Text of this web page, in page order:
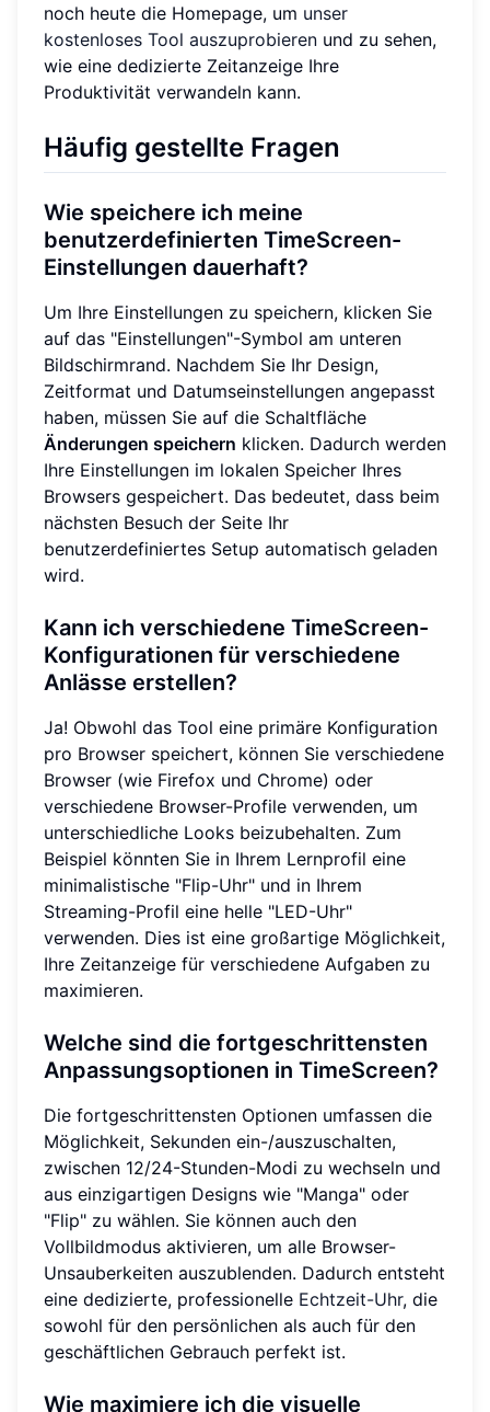
noch heute die Homepage, um unser
kostenloses Tool auszuprobieren und zu sehen,
wie eine dedizierte Zeitanzeige Ihre
Produktivität verwandeln kann.
Häufig gestellte Fragen
Wie speichere ich meine
benutzerdefinierten TimeScreen-
Einstellungen dauerhaft?
Um Ihre Einstellungen zu speichern, klicken Sie
auf das "Einstellungen"-Symbol am unteren
Bildschirmrand. Nachdem Sie Ihr Design,
Zeitformat und Datumseinstellungen angepasst
haben, müssen Sie auf die Schaltfläche
Änderungen speichern klicken. Dadurch werden
Ihre Einstellungen im lokalen Speicher Ihres
Browsers gespeichert. Das bedeutet, dass beim
nächsten Besuch der Seite Ihr
benutzerdefiniertes Setup automatisch geladen
wird.
Kann ich verschiedene TimeScreen-
Konfigurationen für verschiedene
Anlässe erstellen?
Ja! Obwohl das Tool eine primäre Konfiguration
pro Browser speichert, können Sie verschiedene
Browser (wie Firefox und Chrome) oder
verschiedene Browser-Profile verwenden, um
unterschiedliche Looks beizubehalten. Zum
Beispiel könnten Sie in Ihrem Lernprofil eine
minimalistische "Flip-Uhr" und in Ihrem
Streaming-Profil eine helle "LED-Uhr"
verwenden. Dies ist eine großartige Möglichkeit,
Ihre Zeitanzeige für verschiedene Aufgaben zu
maximieren.
Welche sind die fortgeschrittensten
Anpassungsoptionen in TimeScreen?
Die fortgeschrittensten Optionen umfassen die
Möglichkeit, Sekunden ein-/auszuschalten,
zwischen 12/24-Stunden-Modi zu wechseln und
aus einzigartigen Designs wie "Manga" oder
"Flip" zu wählen. Sie können auch den
Vollbildmodus aktivieren, um alle Browser-
Unsauberkeiten auszublenden. Dadurch entsteht
eine dedizierte, professionelle Echtzeit-Uhr, die
sowohl für den persönlichen als auch für den
geschäftlichen Gebrauch perfekt ist.
Wie maximiere ich die visuelle